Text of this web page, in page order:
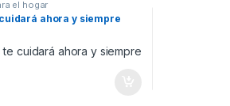
el hogar
ahora y siempre